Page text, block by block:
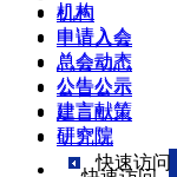
机构
申请入会
总会动态
公告公示
建言献策
研究院
机构
申请入会
总会动态
公告公示
建言献策
研究院
快速访问